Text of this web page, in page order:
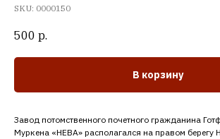
SKU: 0000150
500 р.
В корзину
Завод потомственного почетного гражданина
Муркена «НЕВА» располагался на правом берегу